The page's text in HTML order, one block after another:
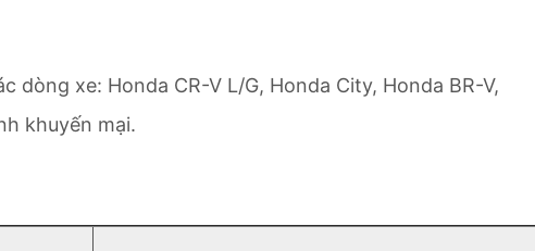
dòng xe: Honda CR-V L/G, Honda City, Honda BR-V,
khuyến mại.